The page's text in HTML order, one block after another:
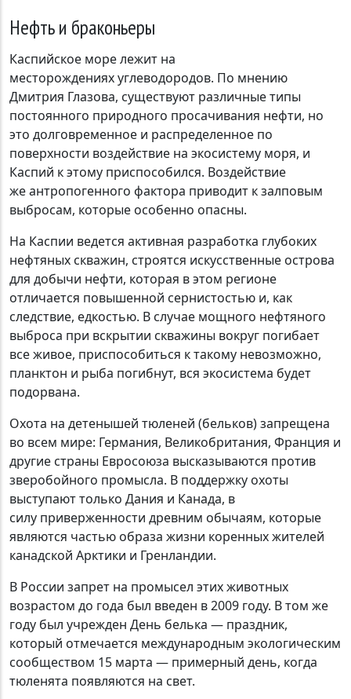
Нефть и браконьеры
Каспийское море лежит на
месторождениях углеводородов. По мнению
Дмитрия Глазова, существуют различные типы
постоянного природного просачивания нефти, но
это долговременное и распределенное по
поверхности воздействие на экосистему моря, и
Каспий к этому приспособился. Воздействие
же антропогенного фактора приводит к залповым
выбросам, которые особенно опасны.
На Каспии ведется активная разработка глубоких
нефтяных скважин, строятся искусственные острова
для добычи нефти, которая в этом регионе
отличается повышенной сернистостью и, как
следствие, едкостью. В случае мощного нефтяного
выброса при вскрытии скважины вокруг погибает
все живое, приспособиться к такому невозможно,
планктон и рыба погибнут, вся экосистема будет
подорвана.
Охота на детенышей тюленей (бельков) запрещена
во всем мире: Германия, Великобритания, Франция и
другие страны Евросоюза высказываются против
зверобойного промысла. В поддержку охоты
выступают только Дания и Канада, в
силу приверженности древним обычаям, которые
являются частью образа жизни коренных жителей
канадской Арктики и Гренландии.
В России запрет на промысел этих животных
возрастом до года был введен в 2009 году. В том же
году был учрежден День белька — праздник,
который отмечается международным экологическим
сообществом 15 марта — примерный день, когда
тюленята появляются на свет.